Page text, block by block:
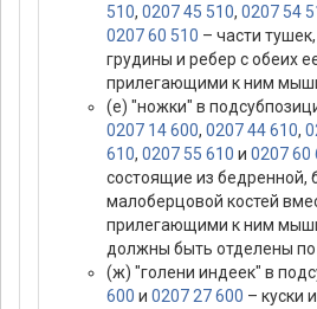
510, 0207 45 510, 0207 54
0207 60 510 – части
грудины и ребер с обеих
прилегающими к ним
(е) "ножки" в
0207 14 600, 0207 44 610,
610, 0207 55 610 и 0207 60
состоящие из бедренной,
малоберцовой костей
прилегающими к ним
должны быть отделены по
(ж) "голени индеек" в
600 и 0207 27 600 – куски